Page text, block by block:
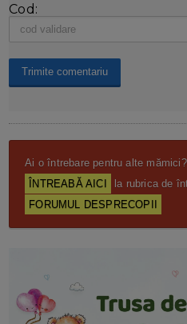
Cod:
Ai o întrebare pentru alte mămici?
ÎNTREABĂ AICI
la rubrica de
FORUMUL DESPRECOPII